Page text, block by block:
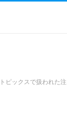
ピックスで扱われた